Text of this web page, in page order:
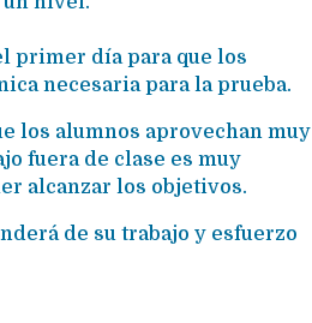
primer día para que los
necesaria para la prueba.
los alumnos aprovechan muy
fuera de clase es muy
alcanzar los objetivos.
de su trabajo y esfuerzo